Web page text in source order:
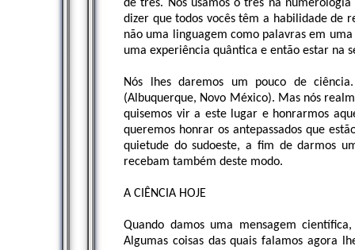
de três. Nós usamos o três na
dizer que todos vocês têm a habilidade de
não uma linguagem como palavras em
uma experiência quântica e então estar na
Nós lhes daremos um pouco de
(Albuquerque, Novo México). Mas nós
quisemos vir a este lugar e honrarmos
queremos honrar os antepassados que
quietude do sudoeste, a fim de darmos
recebam também deste modo.
A CIÊNCIA HOJE
Quando damos uma mensagem
Algumas coisas das quais falamos agora